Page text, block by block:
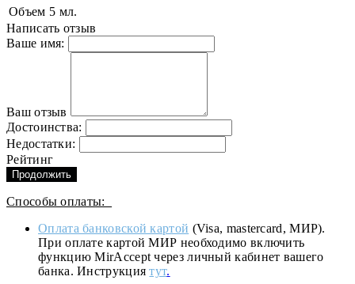
Объем 5 мл.
Написать отзыв
Ваше имя:
Ваш отзыв
Достоинства:
Недостатки:
Рейтинг
Продолжить
Способы оплаты:
Оплата банковской картой (Visa, mastercard, МИР).
При оплате картой МИР необходимо включить
функцию MirAccept через личный кабинет вашего
банка. Инструкциятут.